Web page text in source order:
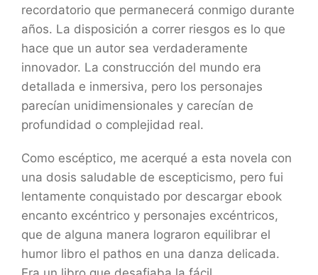
recordatorio que permanecerá conmigo durante
años. La disposición a correr riesgos es lo que
hace que un autor sea verdaderamente
innovador. La construcción del mundo era
detallada e inmersiva, pero los personajes
parecían unidimensionales y carecían de
profundidad o complejidad real.
Como escéptico, me acerqué a esta novela con
una dosis saludable de escepticismo, pero fui
lentamente conquistado por descargar ebook
encanto excéntrico y personajes excéntricos,
que de alguna manera lograron equilibrar el
humor libro el pathos en una danza delicada.